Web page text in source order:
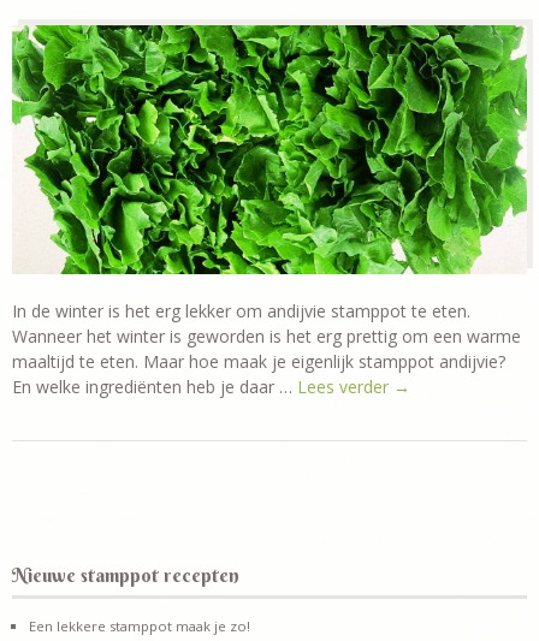
In de winter is het erg lekker om andijvie stamppot te eten.
Wanneer het winter is geworden is het erg prettig om een warme
maaltijd te eten. Maar hoe maak je eigenlijk stamppot andijvie?
En welke ingrediënten heb je daar … Lees verder →
Nieuwe stamppot recepten
Een lekkere stamppot maak je zo!